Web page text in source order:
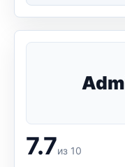
7.7из 10